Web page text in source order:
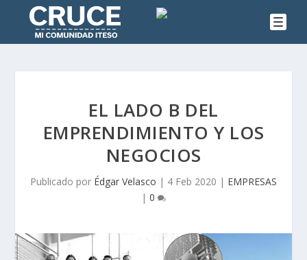
EL LADO B DEL
EMPRENDIMIENTO Y LOS
NEGOCIOS
Publicado por Édgar Velasco | 4 Feb 2020 | EMPRESAS
| 0